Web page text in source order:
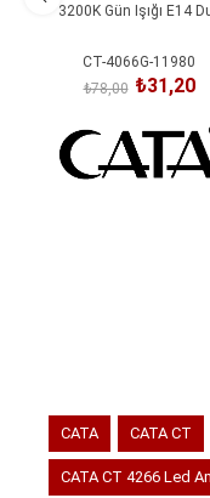
3200K Gün Işığı E14
CT-4066G-11980
₺31,20
₺78,00
CATA CATA CT
CATA CT 4266 Led